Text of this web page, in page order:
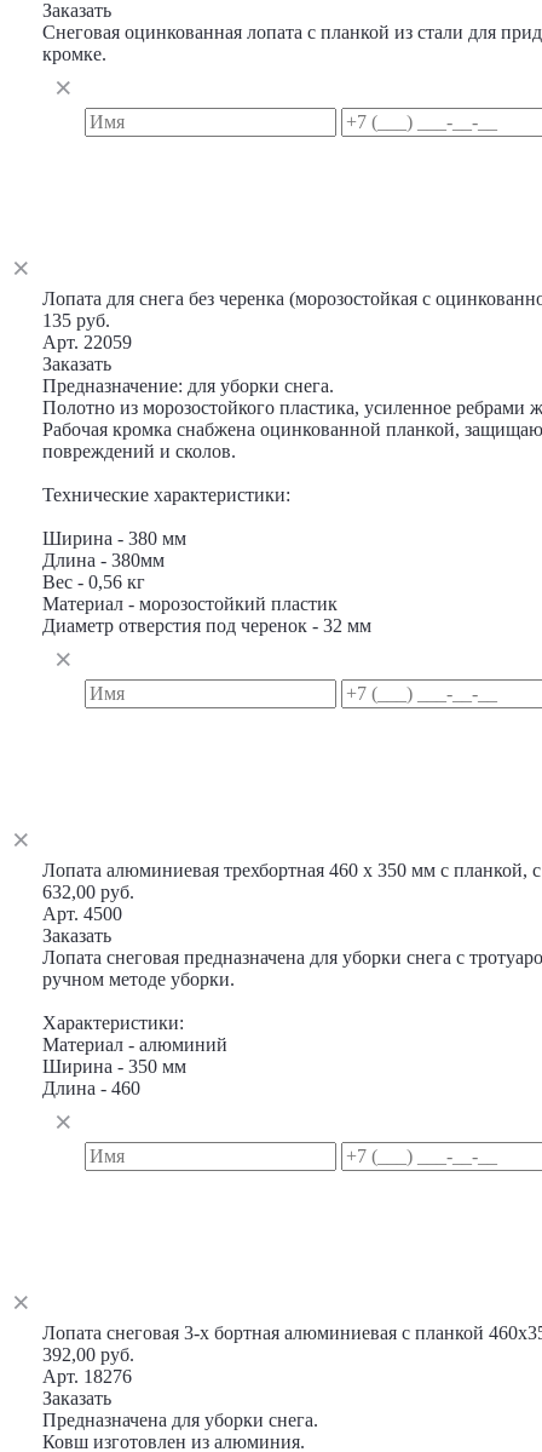
Заказать
Снеговая оцинкованная лопата с планкой из стали для
кромке.
Лопата для снега без черенка (морозостойкая с
135 руб.
Арт. 22059
Заказать
Предназначение: для уборки снега.
Полотно из морозостойкого пластика, усиленное ребрами
Рабочая кромка снабжена оцинкованной планкой,
повреждений и сколов.
Технические характеристики:
Ширина - 380 мм
Длина - 380мм
Вес - 0,56 кг
Материал - морозостойкий пластик
Диаметр отверстия под черенок - 32 мм
Лопата алюминиевая трехбортная 460 х 350 мм с планкой,
632,00 руб.
Арт. 4500
Заказать
Лопата снеговая предназначена для уборки снега с
ручном методе уборки.
Характеристики:
Материал - алюминий
Ширина - 350 мм
Длина - 460
Лопата снеговая 3-х бортная алюминиевая с планкой
392,00 руб.
Арт. 18276
Заказать
Предназначена для уборки снега.
Ковш изготовлен из алюминия.